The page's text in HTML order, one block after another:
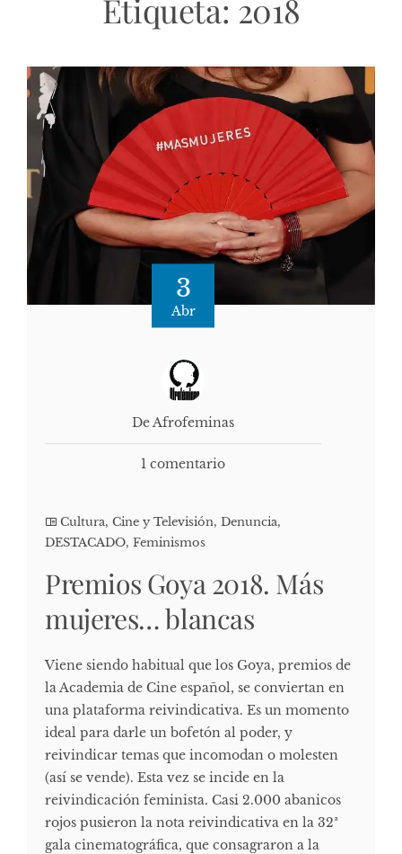
Etiqueta: 2018
3
Abr
De Afrofeminas
1 comentario
Cultura, Cine y Televisión, Denuncia,
DESTACADO, Feminismos
Premios Goya 2018. Más
mujeres… blancas
Viene siendo habitual que los Goya, premios de
la Academia de Cine español, se conviertan en
una plataforma reivindicativa. Es un momento
ideal para darle un bofetón al poder, y
reivindicar temas que incomodan o molesten
(así se vende). Esta vez se incide en la
reivindicación feminista. Casi 2.000 abanicos
rojos pusieron la nota reivindicativa en la 32ª
gala cinematográfica, que consagraron a la